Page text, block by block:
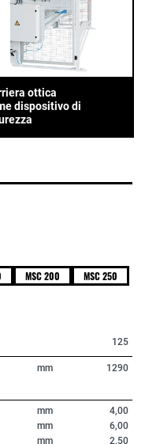
ottica
dispositivo di
MSC 200
MSC 250
125
mm 1290
mm
mm
mm
4,00
6,00
2,50